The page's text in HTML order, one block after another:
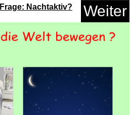
[Blu-ray]...
Anzeige
Nachtaktiv? Weiter